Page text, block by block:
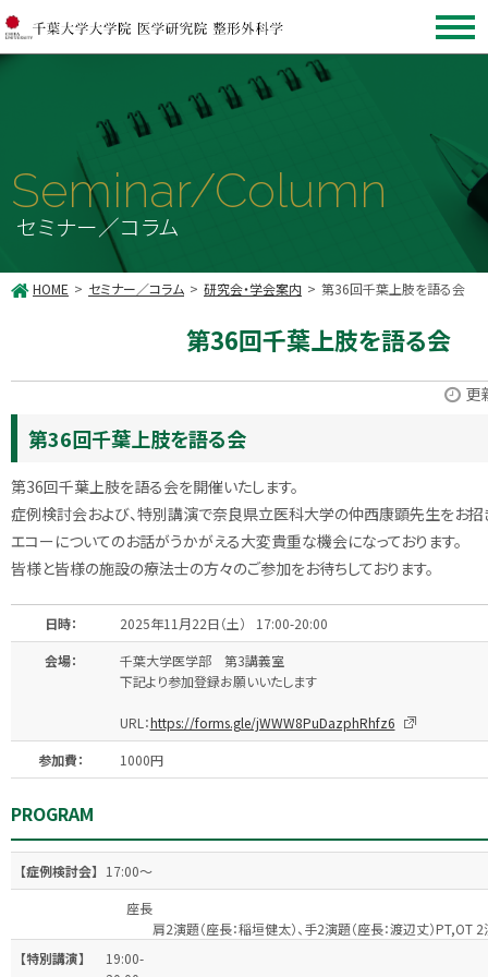
Seminar/Column
セミナー／コラム
HOME セミナー／コラム 研究会・学会案内 第36回千葉上肢を語る会
第36回千葉上肢を語る会
更
第36回千葉上肢を語る会
第36回千葉上肢を語る会を開催いたします。
症例検討会および、特別講演で奈良県立医科大学の仲西康顕先生をお招
エコーについてのお話がうかがえる大変貴重な機会になっております。
皆様と皆様の施設の療法士の方々のご参加をお待ちしております。
日時：
2025年11月22日（土） 17:00-20:00
会場：
千葉大学医学部 第3講義室
下記より参加登録お願いいたします
URL：https://forms.gle/jWWW8PuDazphRhfz6
参加費：
1000円
PROGRAM
【症例検討会】 17:00〜
座長
肩2演題（座長：稲垣健太）、手2演題（座長：渡辺丈）PT,OT
【特別講演】
19:00-